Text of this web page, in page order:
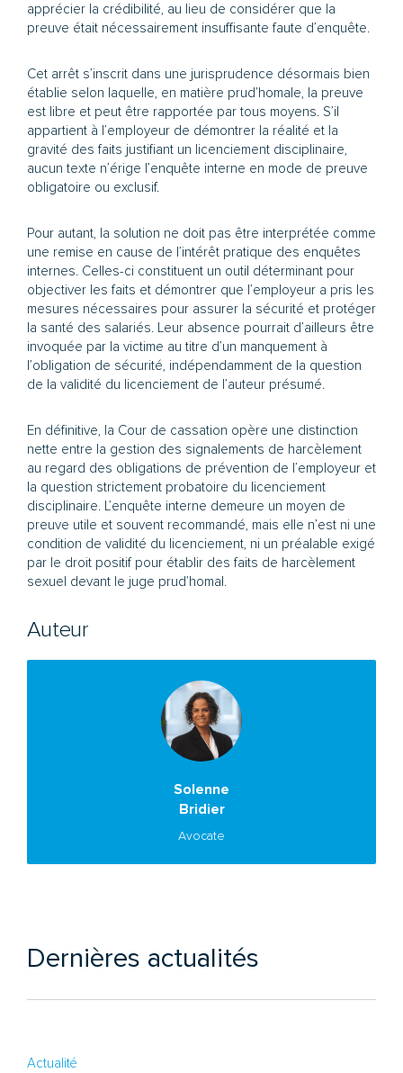
apprécier la crédibilité, au lieu de considérer que la
preuve était nécessairement insuffisante faute d’enquête.
Cet arrêt s’inscrit dans une jurisprudence désormais bien
établie selon laquelle, en matière prud’homale, la preuve
est libre et peut être rapportée par tous moyens. S’il
appartient à l’employeur de démontrer la réalité et la
gravité des faits justifiant un licenciement disciplinaire,
aucun texte n’érige l’enquête interne en mode de preuve
obligatoire ou exclusif.
Pour autant, la solution ne doit pas être interprétée comme
une remise en cause de l’intérêt pratique des enquêtes
internes. Celles-ci constituent un outil déterminant pour
objectiver les faits et démontrer que l’employeur a pris les
mesures nécessaires pour assurer la sécurité et protéger
la santé des salariés. Leur absence pourrait d’ailleurs être
invoquée par la victime au titre d’un manquement à
l’obligation de sécurité, indépendamment de la question
de la validité du licenciement de l’auteur présumé.
En définitive, la Cour de cassation opère une distinction
nette entre la gestion des signalements de harcèlement
au regard des obligations de prévention de l’employeur et
la question strictement probatoire du licenciement
disciplinaire. L’enquête interne demeure un moyen de
preuve utile et souvent recommandé, mais elle n’est ni une
condition de validité du licenciement, ni un préalable exigé
par le droit positif pour établir des faits de harcèlement
sexuel devant le juge prud’homal.
Auteur
Solenne
Bridier
Avocate
Dernières actualités
Actualité